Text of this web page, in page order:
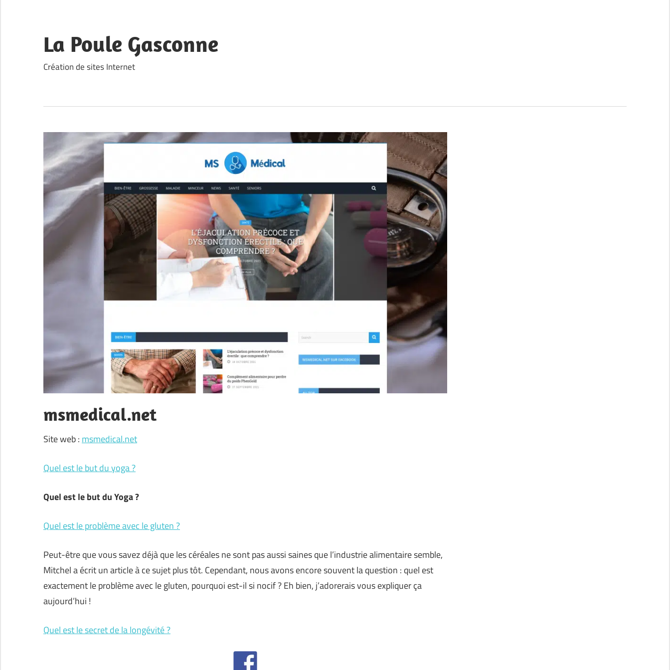
content
La Poule Gasconne
Création de sites Internet
msmedical.net
Site web : msmedical.net
Quel est le but du yoga ?
Quel est le but du Yoga ?
Quel est le problème avec le gluten ?
Peut-être que vous savez déjà que les céréales ne sont pas aussi saines que l’industrie alimentaire semble,
Mitchel a écrit un article à ce sujet plus tôt. Cependant, nous avons encore souvent la question : quel est
exactement le problème avec le gluten, pourquoi est-il si nocif ? Eh bien, j’adorerais vous expliquer ça
aujourd’hui !
Quel est le secret de la longévité ?